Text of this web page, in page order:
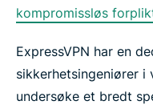
kompromissløs
ExpressVPN har en
sikkerhetsingeniører i
undersøke et bredt